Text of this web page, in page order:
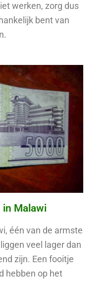
werken, zorg dus
bent van
in Malawi
één van de armste
veel lager dan
zijn. Een fooitje
hebben op het